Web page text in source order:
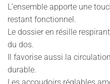
L’ensemble apporte une
restant fonctionnel.
Le dossier en résille
du dos.
Il favorise aussi la
durable.